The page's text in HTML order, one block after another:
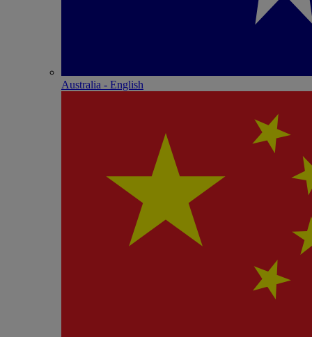
Australia - English